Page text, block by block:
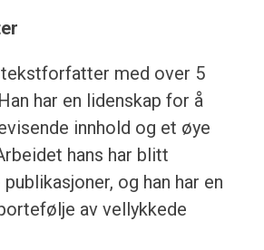
med over 5
har en lidenskap for å
innhold og et øye
hans har blitt
og han har en
av vellykkede